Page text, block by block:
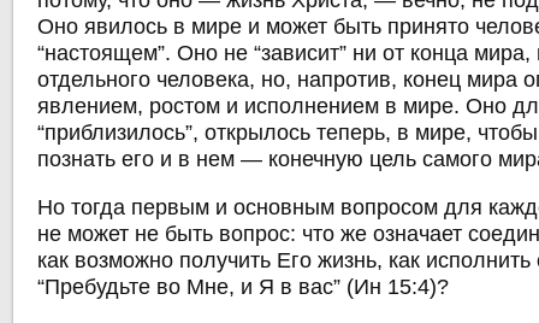
Оно явилось в мире и может быть принято
“настоящем”. Оно не “зависит” ни от конца мира,
отдельного человека, но, напротив, конец мира
явлением, ростом и исполнением в мире. Оно
“приблизилось”, открылось теперь, в мире,
познать его и в нем — конечную цель самого
Но тогда первым и основным вопросом для
не может не быть вопрос: что же означает
как возможно получить Его жизнь, как
“Пребудьте во Мне, и Я в вас” (Ин 15:4)?